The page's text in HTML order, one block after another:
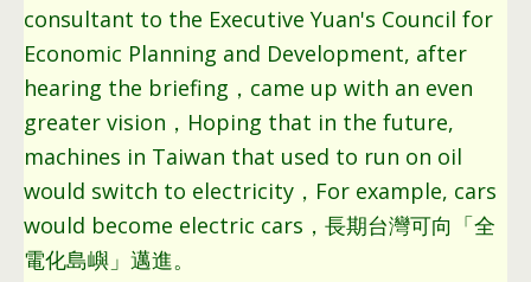
consultant to the Executive Yuan's Council for
Economic Planning and Development, after
hearing the briefing，came up with an even
greater vision，Hoping that in the future,
machines in Taiwan that used to run on oil
would switch to electricity，For example, cars
would become electric cars， 長期台灣可向「全
電化島嶼」邁進。